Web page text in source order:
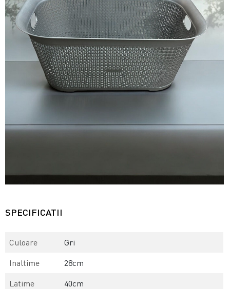
SPECIFICATII
Culoare
Gri
Inaltime
28cm
Latime
40cm